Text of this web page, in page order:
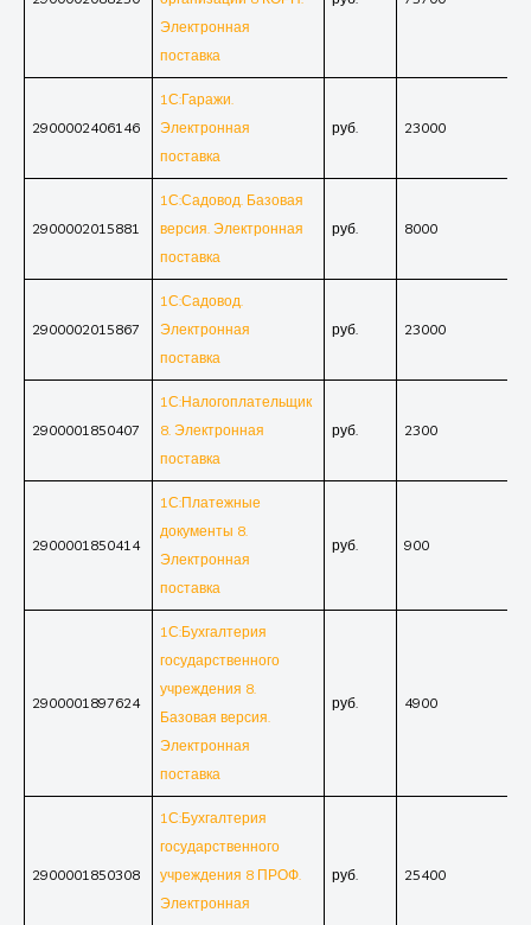
Электронная
поставка
2900002406146
1С:Гаражи.
Электронная
поставка
руб. 23000
2900002015881
1С:Садовод. Базовая
версия. Электронная
поставка
руб. 8000
2900002015867
1С:Садовод.
Электронная
поставка
руб. 23000
2900001850407
1С:Налогоплательщик
8. Электронная
поставка
руб. 2300
2900001850414
1С:Платежные
документы 8.
Электронная
поставка
руб. 900
2900001897624
1С:Бухгалтерия
государственного
учреждения 8.
Базовая версия.
Электронная
поставка
руб. 4900
2900001850308
1С:Бухгалтерия
государственного
учреждения 8 ПРОФ.
Электронная
руб. 25400